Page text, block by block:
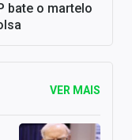
bate o martelo
VER MAIS